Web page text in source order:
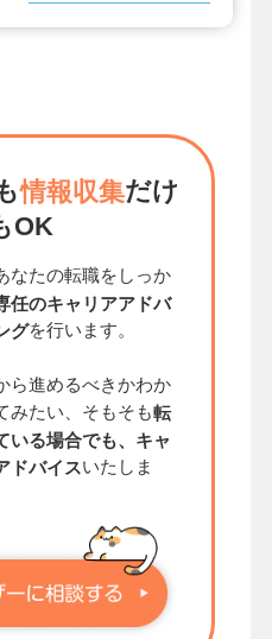
情報収集だけ
OK
なたの転職をしっか
任のキャリアアドバ
グを行います。
ら進めるべきかわか
みたい、そもそも転
いる場合でも、キャ
ドバイスいたしま